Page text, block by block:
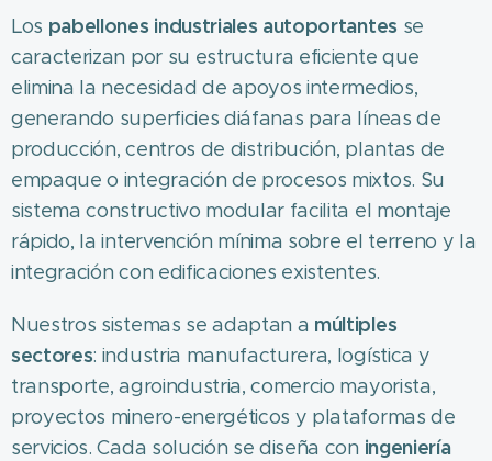
Los pabellones industriales autoportantes se
caracterizan por su estructura eficiente que
elimina la necesidad de apoyos intermedios,
generando superficies diáfanas para líneas de
producción, centros de distribución, plantas de
empaque o integración de procesos mixtos. Su
sistema constructivo modular facilita el montaje
rápido, la intervención mínima sobre el terreno y la
integración con edificaciones existentes.
Nuestros sistemas se adaptan a múltiples
sectores: industria manufacturera, logística y
transporte, agroindustria, comercio mayorista,
proyectos minero-energéticos y plataformas de
servicios. Cada solución se diseña con ingeniería